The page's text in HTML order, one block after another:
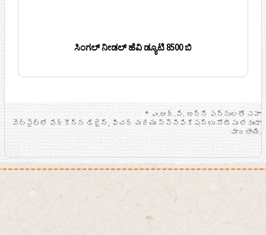
ಸಿಂಗಲ್ ನೀಡಲ್ ಹೆವಿ ಡ್ಯೂಟಿ 8500 ಬಿ
* ఎం.ఆర్.పి. అన్ని పన్నులతో సహా
వెబ్సైట్లో పేర్కొన్న డిజైన్, ఫీచర్ మరియు స్పెసిఫికేషన్లు నోటీసు లేకుండా
మారతాయి.